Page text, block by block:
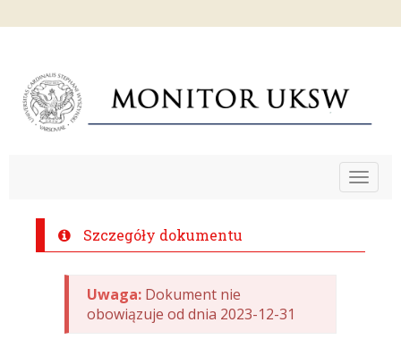
Toggle
Szczegóły dokumentu
Uwaga: Dokument nie
obowiązuje od dnia 2023-12-31